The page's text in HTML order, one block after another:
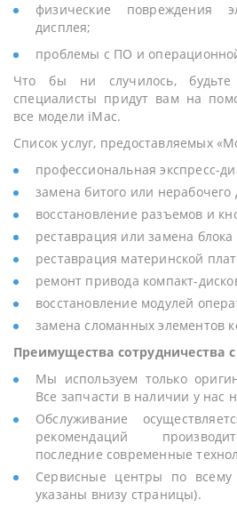
физические повреждения
дисплея;
проблемы с ПО и
Что бы ни случилось,
специалисты придут вам на
все модели iMac.
Список услуг, предоставляемых
профессиональная экспресс-
замена битого или нерабочего
восстановление разъемов и
реставрация или замена
реставрация материнской
ремонт привода компакт-
восстановление модулей
замена сломанных элементов
Преимущества сотрудничества
Мы используем только
Все запчасти в наличии у нас
Обслуживание
рекомендаций
последние современные
Сервисные центры по всему
указаны внизу страницы).